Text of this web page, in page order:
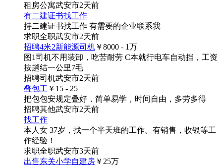
租房公寓武安市2天前
有二建证书找工作
持二建证书找工作 有需要的企业联系我
求职全职武安市2天前
招聘4米2新能源司机 ￥8000 - 1万
图1司机不用装卸，吃苦耐劳 C本就行电车自动挡，工资
按趟结一公里7毛
招聘司机武安市2天前
叠包工 ￥15 - 25
把包包安规定叠好，简单易学，时间自由，多劳多得
招聘其他武安市2天前
找工作
本人女 37岁，找一个半天班的工作。有销售，收银等工
作经验！
求职全职武安市3天前
出售东关小学自建房 ￥25万